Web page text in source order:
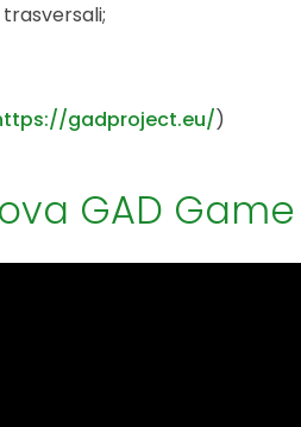
gadproject.eu/)
GAD Game